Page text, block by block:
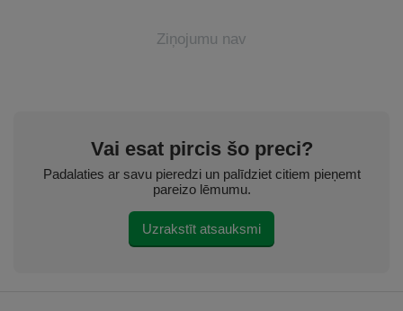
Ziņojumu nav
Vai esat pircis šo preci?
Padalaties ar savu pieredzi un palīdziet citiem pieņemt
pareizo lēmumu.
Uzrakstīt atsauksmi